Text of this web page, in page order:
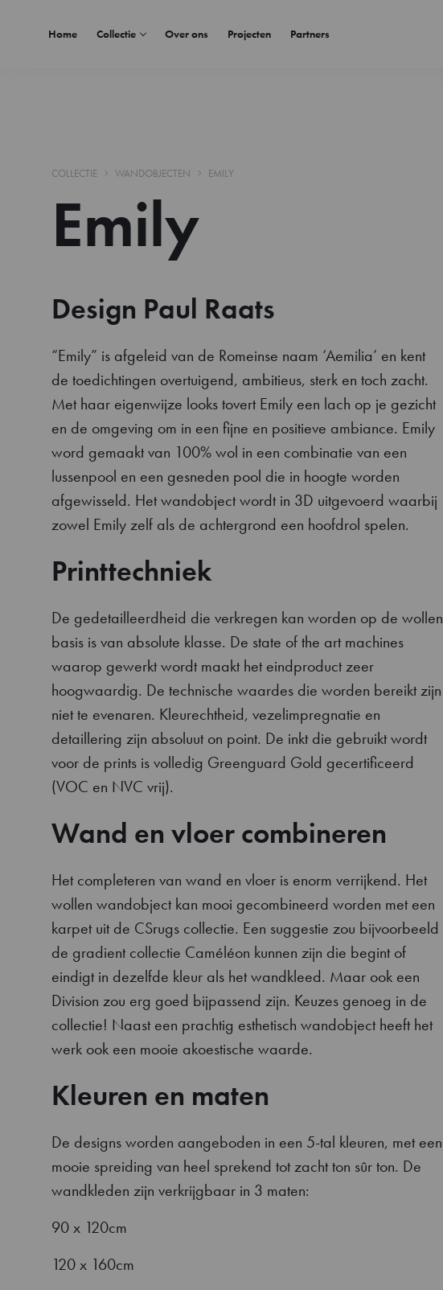
Home Collectie Over ons Projecten Partners
COLLECTIE WANDOBJECTEN EMILY
Emily
Design Paul Raats
“Emily” is afgeleid van de Romeinse naam ‘Aemilia’ en kent
de toedichtingen overtuigend, ambitieus, sterk en toch zacht.
Met haar eigenwijze looks tovert Emily een lach op je gezicht
en de omgeving om in een fijne en positieve ambiance. Emily
word gemaakt van 100% wol in een combinatie van een
lussenpool en een gesneden pool die in hoogte worden
afgewisseld. Het wandobject wordt in 3D uitgevoerd waarbij
zowel Emily zelf als de achtergrond een hoofdrol spelen.
Printtechniek
De gedetailleerdheid die verkregen kan worden op de wollen
basis is van absolute klasse. De state of the art machines
waarop gewerkt wordt maakt het eindproduct zeer
hoogwaardig. De technische waardes die worden bereikt zijn
niet te evenaren. Kleurechtheid, vezelimpregnatie en
detaillering zijn absoluut on point. De inkt die gebruikt wordt
voor de prints is volledig Greenguard Gold gecertificeerd
(VOC en NVC vrij).
Wand en vloer combineren
Het completeren van wand en vloer is enorm verrijkend. Het
wollen wandobject kan mooi gecombineerd worden met een
karpet uit de CSrugs collectie. Een suggestie zou bijvoorbeeld
de gradient collectie Caméléon kunnen zijn die begint of
eindigt in dezelfde kleur als het wandkleed. Maar ook een
Division zou erg goed bijpassend zijn. Keuzes genoeg in de
collectie! Naast een prachtig esthetisch wandobject heeft het
werk ook een mooie akoestische waarde.
Kleuren en maten
De designs worden aangeboden in een 5-tal kleuren, met een
mooie spreiding van heel sprekend tot zacht ton sûr ton. De
wandkleden zijn verkrijgbaar in 3 maten:
90 x 120cm
120 x 160cm